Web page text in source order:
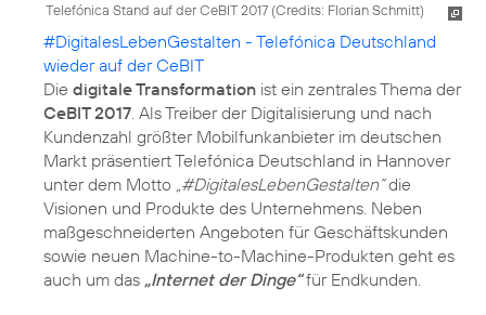
Telefónica Stand auf der CeBIT 2017 (Credits: Florian Schmitt)
#DigitalesLebenGestalten - Telefónica Deutschland
wieder auf der CeBIT
Die digitale Transformation ist ein zentrales Thema der
CeBIT 2017. Als Treiber der Digitalisierung und nach
Kundenzahl größter Mobilfunkanbieter im deutschen
Markt präsentiert Telefónica Deutschland in Hannover
unter dem Motto „#DigitalesLebenGestalten“die
Visionen und Produkte des Unternehmens. Neben
maßgeschneiderten Angeboten für Geschäftskunden
sowie neuen Machine-to-Machine-Produkten geht es
auch um das „Internet der Dinge“für Endkunden.